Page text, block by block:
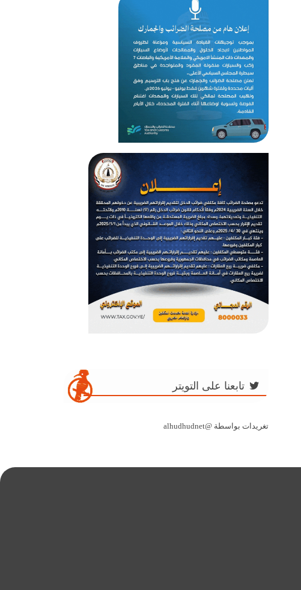
تابعنا على التويتر
تغريدات بواسطة @alhudhudnet